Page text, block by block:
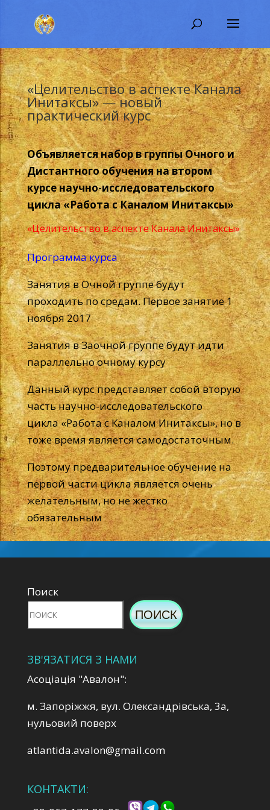
«Целительство в аспекте Канала
Инитаксы» — новый
практический курс
Объявляется набор в группы Очного и
Дистантного обучения на втором
курсе научно-исследовательского
цикла «Работа с Каналом Инитаксы»
«Целительство в аспекте Канала Инитаксы»
Программа курса
Занятия в Очной группе будут
проходить по средам. Первое занятие 1
ноября 2017
Занятия в Заочной группе будут идти
параллельно очному курсу
Данный курс представляет собой вторую
часть научно-исследовательского
цикла «Работа с Каналом Инитаксы», но в
тоже время является самодостаточным.
Поэтому предварительное обучение на
первой части цикла является очень
желательным, но не жестко
обязательным
Поиск
ПОИСК
ЗВ'ЯЗАТИСЯ З НАМИ
Асоціація "Авалон":
м. Запоріжжя, вул. Олександрівська, 3а,
нульовий поверх
atlantida.avalon@gmail.com
КОНТАКТИ: